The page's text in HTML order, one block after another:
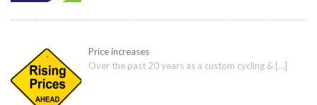
Price increases
Over the past 20 years as a custom cycling & […]